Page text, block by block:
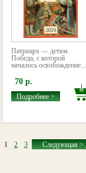
Патриарх — детям.
Победа, с которой
началось освобождение...
70 р.
Подробнее >
1 2 3 Следующая >